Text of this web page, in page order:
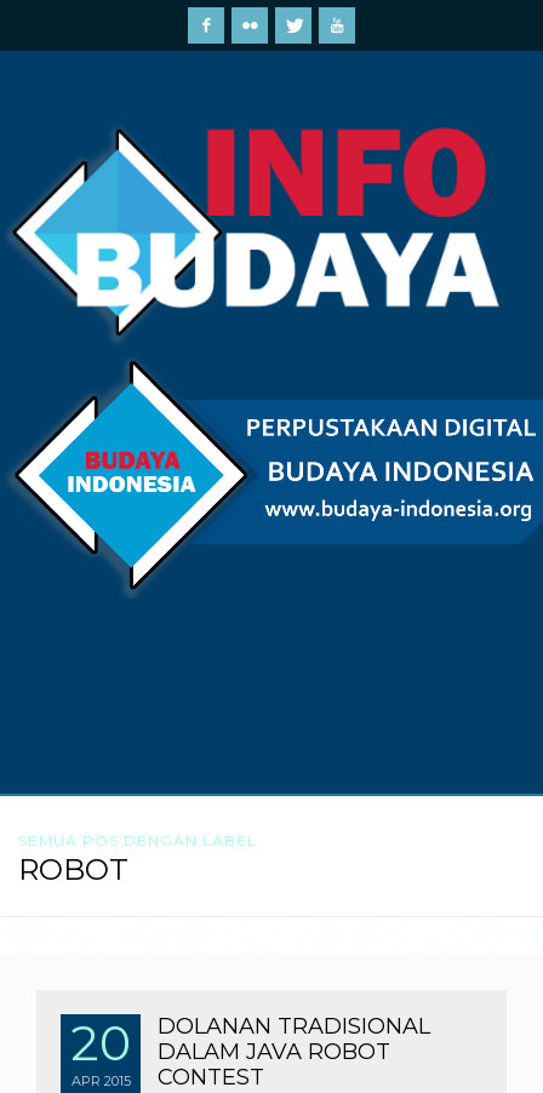
SEMUA POS DENGAN LABEL
ROBOT
20
APR 2015
DOLANAN TRADISIONAL
DALAM JAVA ROBOT
CONTEST